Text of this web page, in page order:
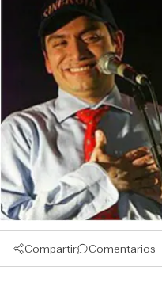
Compartir Comentarios